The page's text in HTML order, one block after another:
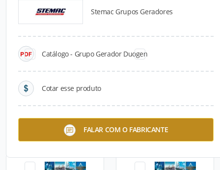
Stemac Grupos Geradores
Catálogo - Grupo Gerador Duogen
Cotar esse produto
FALAR COM O FABRICANTE
Catálogos para Download
Grupo Gerador Diesel 60 Hz
– MTU